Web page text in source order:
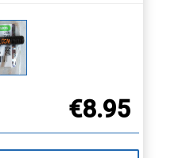
€8.95